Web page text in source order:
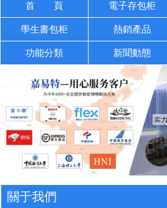
首 頁 電子存包柜
學生書包柜 熱銷產品
功能分類 新聞動態
關于我們